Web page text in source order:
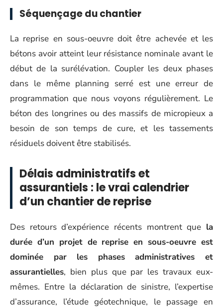
Séquençage du chantier
La reprise en sous-oeuvre doit être achevée et les
bétons avoir atteint leur résistance nominale avant le
début de la surélévation. Coupler les deux phases
dans le même planning serré est une erreur de
programmation que nous voyons régulièrement. Le
béton des longrines ou des massifs de micropieux a
besoin de son temps de cure, et les tassements
résiduels doivent être stabilisés.
Délais administratifs et
assurantiels : le vrai calendrier
d’un chantier de reprise
Des retours d’expérience récents montrent que la
durée d’un projet de reprise en sous-oeuvre est
dominée par les phases administratives et
assurantielles, bien plus que par les travaux eux-
mêmes. Entre la déclaration de sinistre, l’expertise
d’assurance, l’étude géotechnique, le passage en